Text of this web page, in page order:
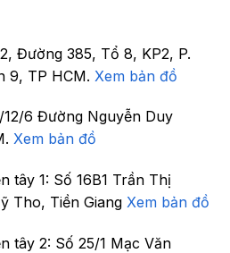
Đường 385, Tổ 8, KP2, P.
9, TP HCM. Xem bản đồ
12/6 Đường Nguyễn Duy
Xem bản đồ
tây 1: Số 16B1 Trần Thị
Tho, Tiền Giang Xem bản đồ
tây 2: Số 25/1 Mạc Văn